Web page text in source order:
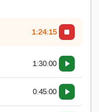
1:24:15
1:30:00
0:45:00